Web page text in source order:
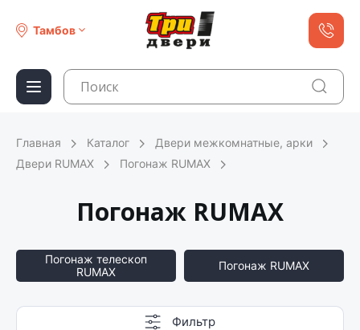
Тамбов
Главная Каталог
Двери межкомнатные, арки
Двери RUMAX
Погонаж RUMAX
Погонаж RUMAX
Погонаж телескоп
RUMAX
Погонаж RUMAX
Фильтр